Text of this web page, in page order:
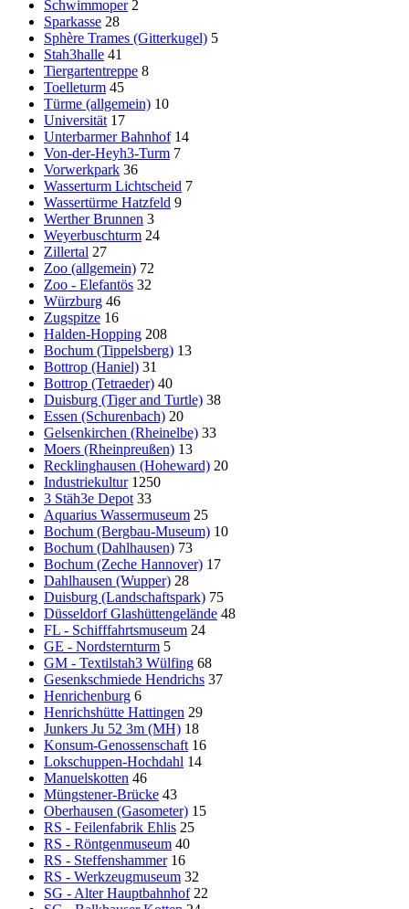
Schwimmoper 2
Sparkasse 28
Sphère Trames (Gitterkugel) 5
Stah3halle 41
Tiergartentreppe 8
Toelleturm 45
Türme (allgemein) 10
Universität 17
Unterbarmer Bahnhof 14
Von-der-Heyh3-Turm 7
Vorwerkpark 36
Wasserturm Lichtscheid 7
Wassertürme Hatzfeld 9
Werther Brunnen 3
Weyerbuschturm 24
Zillertal 27
Zoo (allgemein) 72
Zoo - Elefantös 32
Würzburg 46
Zugspitze 16
Halden-Hopping 208
Bochum (Tippelsberg) 13
Bottrop (Haniel) 31
Bottrop (Tetraeder) 40
Duisburg (Tiger and Turtle) 38
Essen (Schurenbach) 20
Gelsenkirchen (Rheinelbe) 33
Moers (Rheinpreußen) 13
Recklinghausen (Hoheward) 20
Industriekultur 1250
3 Stäh3e Depot 33
Aquarius Wassermuseum 25
Bochum (Bergbau-Museum) 10
Bochum (Dahlhausen) 73
Bochum (Zeche Hannover) 17
Dahlhausen (Wupper) 28
Duisburg (Landschaftspark) 75
Düsseldorf Glashüttengelände 48
FL - Schifffahrtsmuseum 24
GE - Nordsternturm 5
GM - Textilstah3 Wülfing 68
Gesenkschmiede Hendrichs 37
Henrichenburg 6
Henrichshütte Hattingen 29
Junkers Ju 52 3m (MH) 18
Konsum-Genossenschaft 16
Lokschuppen-Hochdahl 14
Manuelskotten 46
Müngstener-Brücke 43
Oberhausen (Gasometer) 15
RS - Feilenfabrik Ehlis 25
RS - Röntgenmuseum 40
RS - Steffenshammer 16
RS - Werkzeugmuseum 32
SG - Alter Hauptbahnhof 22